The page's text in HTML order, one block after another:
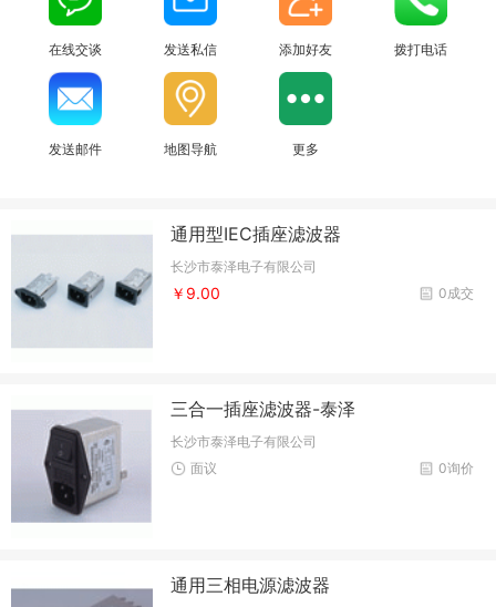
在线交谈 发送私信 添加好友 拨打电话
发送邮件 地图导航 更多
通用型IEC插座滤波器
长沙市泰泽电子有限公司
0成交
￥9.00
三合一插座滤波器-泰泽
长沙市泰泽电子有限公司
0询价
面议
通用三相电源滤波器